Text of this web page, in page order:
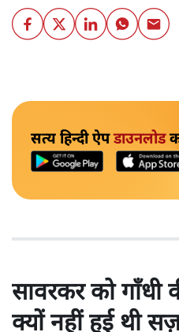
सत्य हिन्दी ऐपडाउनलोड
सावरकर को गाँधी
क्यों नहीं हुई थी